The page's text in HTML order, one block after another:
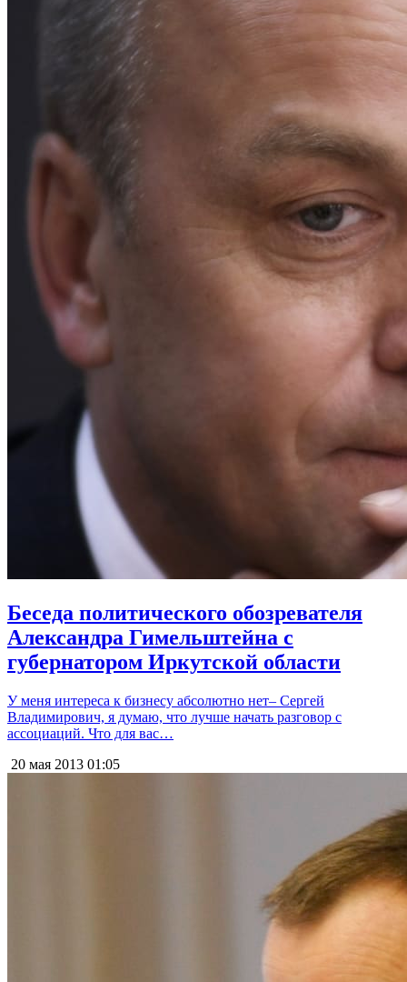
Беседа политического обозревателя
Александра Гимельштейна с
губернатором Иркутской области
У меня интереса к бизнесу абсолютно нет– Сергей
Владимирович, я думаю, что лучше начать разговор с
ассоциаций. Что для вас…
20 мая 2013 01:05